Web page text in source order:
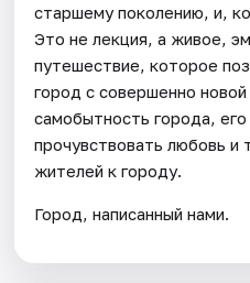
старшему поколению, и,
Это не лекция, а живое,
путешествие, которое
город с совершенно
самобытность города,
прочувствовать любовь и
жителей к городу.
Город, написанный нами.